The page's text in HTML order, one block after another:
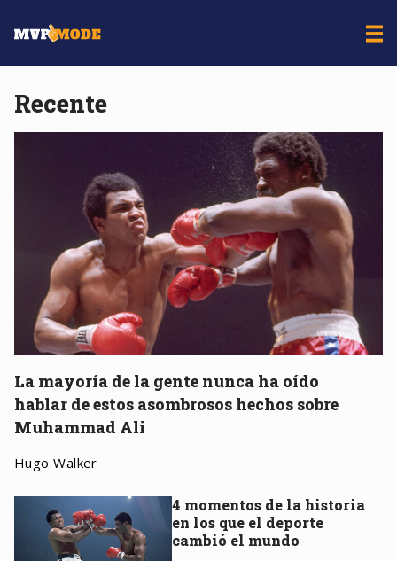
Recente
La mayoría de la gente nunca ha oído
hablar de estos asombrosos hechos sobre
Muhammad Ali
Hugo Walker
4 momentos de la historia
en los que el deporte
cambió el mundo